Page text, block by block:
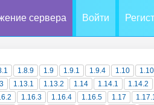
сервера Войти
1.8.9 1.9 1.9.1 1.9.4 1.10
1.13.1 1.13.2 1.14 1.14.1 1.14.2
1.16.3 1.16.4 1.16.5 1.17 1.17.1